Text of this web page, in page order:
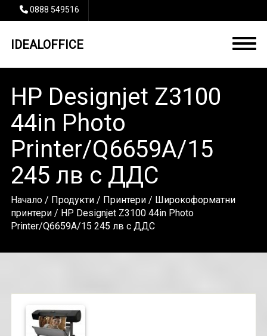
0888 549516
IDEALOFFICE
HP Designjet Z3100
44in Photo
Printer/Q6659A/15
245 лв с ДДС
Начало/ Продукти/ Принтери/ Широкоформатни
принтери/ HP Designjet Z3100 44in Photo
Printer/Q6659A/15 245 лв с ДДС